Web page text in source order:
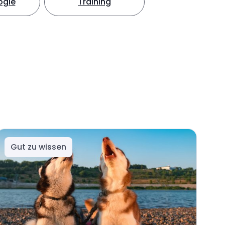
Gut zu wissen